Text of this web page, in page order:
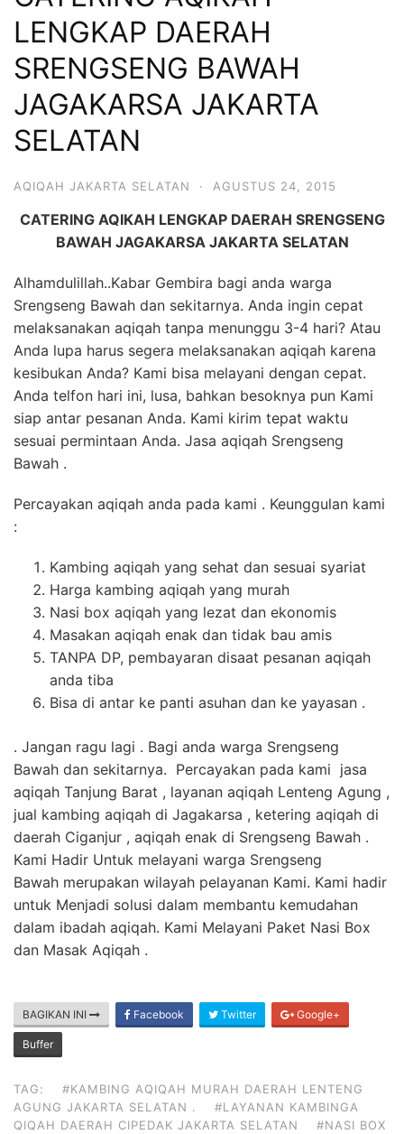
6713
LENGKAP DAERAH
SRENGSENG BAWAH
JAGAKARSA JAKARTA
SELATAN
AQIQAH JAKARTA SELATAN · AGUSTUS 24, 2015
CATERING AQIKAH LENGKAP DAERAH SRENGSENG
BAWAH JAGAKARSA JAKARTA SELATAN
Alhamdulillah..Kabar Gembira bagi anda warga
Srengseng Bawah dan sekitarnya. Anda ingin cepat
melaksanakan aqiqah tanpa menunggu 3-4 hari? Atau
Anda lupa harus segera melaksanakan aqiqah karena
kesibukan Anda? Kami bisa melayani dengan cepat.
Anda telfon hari ini, lusa, bahkan besoknya pun Kami
siap antar pesanan Anda. Kami kirim tepat waktu
sesuai permintaan Anda. Jasa aqiqah Srengseng
Bawah .
Percayakan aqiqah anda pada kami . Keunggulan kami
:
Kambing aqiqah yang sehat dan sesuai syariat
Harga kambing aqiqah yang murah
Nasi box aqiqah yang lezat dan ekonomis
Masakan aqiqah enak dan tidak bau amis
TANPA DP, pembayaran disaat pesanan aqiqah
anda tiba
Bisa di antar ke panti asuhan dan ke yayasan .
. Jangan ragu lagi . Bagi anda warga Srengseng
Bawah dan sekitarnya. Percayakan pada kami jasa
aqiqah Tanjung Barat , layanan aqiqah Lenteng Agung ,
jual kambing aqiqah di Jagakarsa , ketering aqiqah di
daerah Ciganjur , aqiqah enak di Srengseng Bawah .
Kami Hadir Untuk melayani warga Srengseng
Bawah merupakan wilayah pelayanan Kami. Kami hadir
untuk Menjadi solusi dalam membantu kemudahan
dalam ibadah aqiqah. Kami Melayani Paket Nasi Box
dan Masak Aqiqah .
BAGIKAN INI Facebook Twitter Google+
Buffer
TAG:
#KAMBING AQIQAH MURAH DAERAH LENTENG
AGUNG JAKARTA SELATAN .
#LAYANAN KAMBINGA
QIQAH DAERAH CIPEDAK JAKARTA SELATAN
#NASI BOX